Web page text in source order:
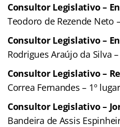
Consultor Legislativo –
Teodoro de Rezende Neto
Consultor Legislativo –
Rodrigues Araújo da Silva
Consultor Legislativo –
Correa Fernandes – 1º lugar
Consultor Legislativo –
Bandeira de Assis